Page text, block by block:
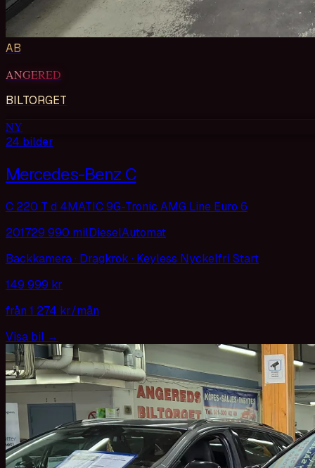
AB
ANGERED
BILTORGET
NY
24 bilder
Mercedes-Benz C
C 220 T d 4MATIC 9G-Tronic AMG Line Euro 6
201729 990 milDieselAutomat
Backkamera · Dragkrok · Keyless Nyckelfri Start
149 999 kr
från1 274 kr/mån
Visa bil →